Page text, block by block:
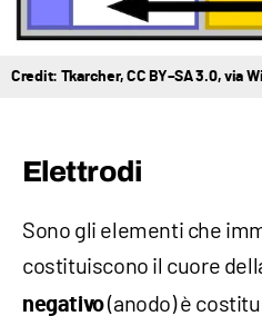
Credit: Tkarcher, CC BY–SA 3.0, via
Elettrodi
Sono gli elementi che
costituiscono il cuore
negativo(anodo) è